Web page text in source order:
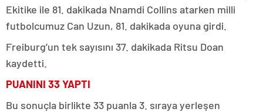
Ekitike ile 81. dakikada Nnamdi Collins atarken milli
futbolcumuz Can Uzun, 81. dakikada oyuna girdi.
Freiburg’un tek sayısını 37. dakikada Ritsu Doan
kaydetti.
PUANINI 33 YAPTI
Bu sonuçla birlikte 33 puanla 3. sıraya yerleşen